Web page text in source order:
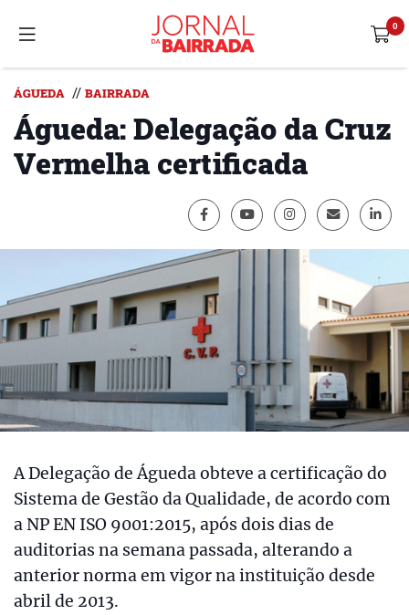
ÁGUEDA // BAIRRADA
Águeda: Delegação da Cruz
Vermelha certificada
A Delegação de Águeda obteve a certificação do
Sistema de Gestão da Qualidade, de acordo com
a NP EN ISO 9001:2015, após dois dias de
auditorias na semana passada, alterando a
anterior norma em vigor na instituição desde
abril de 2013.